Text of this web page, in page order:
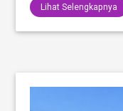
Lihat Selengkapnya